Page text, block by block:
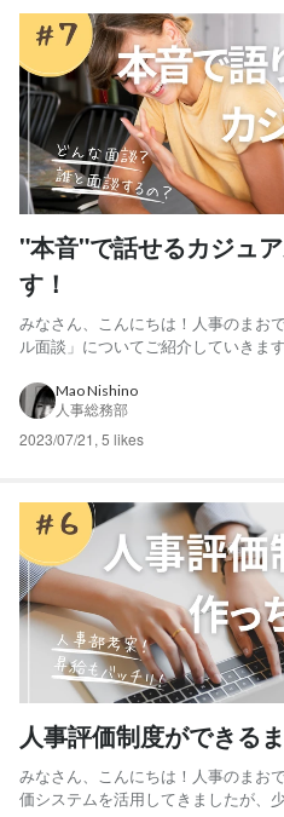
"本音"で話せるカジュ
す！
みなさん、こんにちは！人事のまお
ル面談」についてご紹介していきます🗣 カジュアル面談って
だく場です。 堅苦しい話は一切なく
囲気まで、包み隠さずありのままを
Mao Nishino
人事総務部
2023/07/21 , 5 likes
人事評価制度ができる
みなさん、こんにちは！人事のまお
価システムを活用してきましたが、